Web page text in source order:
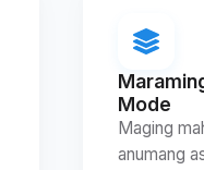
Mode
Maging
anumang